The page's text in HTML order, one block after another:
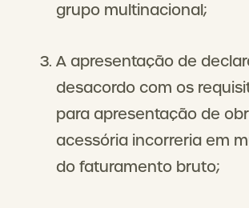
grupo multinacional;
A apresentação de
desacordo com os
para apresentação de
acessória incorreria em
do faturamento bruto;